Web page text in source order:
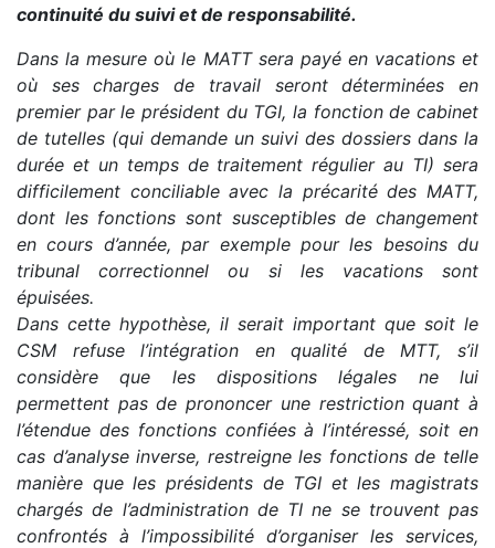
continuité du suivi et de responsabilité.
Dans la mesure où le MATT sera payé en vacations et
où ses charges de travail seront déterminées en
premier par le président du TGI, la fonction de cabinet
de tutelles (qui demande un suivi des dossiers dans la
durée et un temps de traitement régulier au TI) sera
difficilement conciliable avec la précarité des MATT,
dont les fonctions sont susceptibles de changement
en cours d’année, par exemple pour les besoins du
tribunal correctionnel ou si les vacations sont
épuisées.
Dans cette hypothèse, il serait important que soit le
CSM refuse l’intégration en qualité de MTT, s’il
considère que les dispositions légales ne lui
permettent pas de prononcer une restriction quant à
l’étendue des fonctions confiées à l’intéressé, soit en
cas d’analyse inverse, restreigne les fonctions de telle
manière que les présidents de TGI et les magistrats
chargés de l’administration de TI ne se trouvent pas
confrontés à l’impossibilité d’organiser les services,